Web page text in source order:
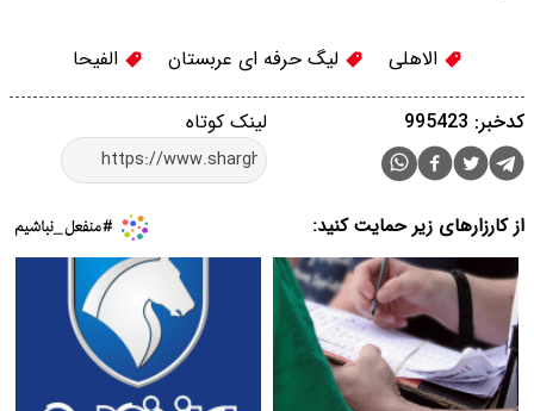
الاهلی لیگ حرفه ای عربستان الفیحا
لینک کوتاه کدخبر: 995423
از کارزارهای زیر حمایت کنید: